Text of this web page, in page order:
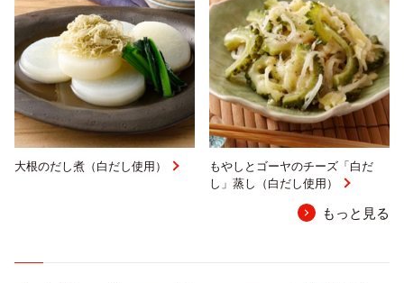
大根のだし煮（白だし使用）
もやしとゴーヤのチーズ「白だ
し」蒸し（白だし使用）
もっと見る